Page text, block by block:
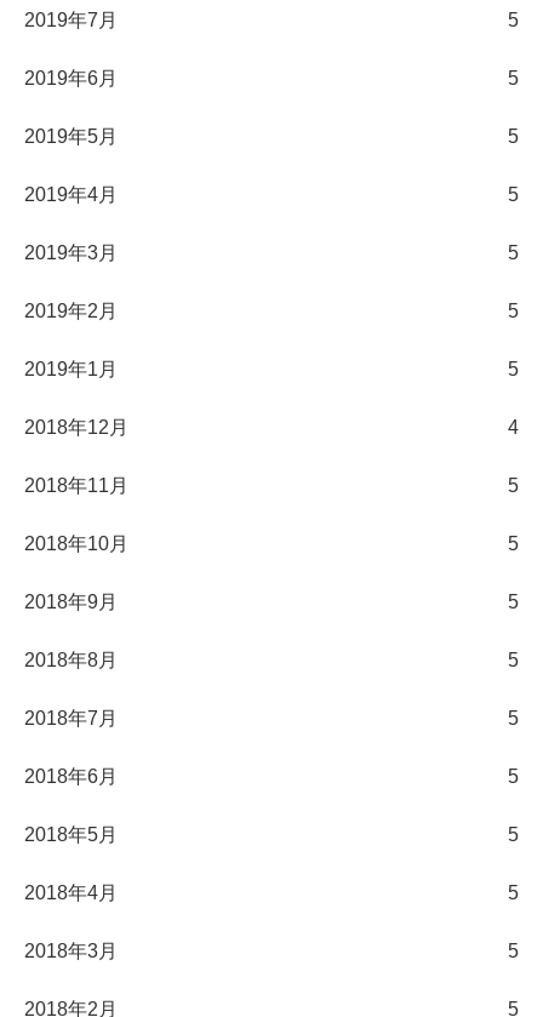
2019年7月 5
2019年6月 5
2019年5月 5
2019年4月 5
2019年3月 5
2019年2月 5
2019年1月 5
2018年12月 4
2018年11月 5
2018年10月 5
2018年9月 5
2018年8月 5
2018年7月 5
2018年6月 5
2018年5月 5
2018年4月 5
2018年3月 5
2018年2月 5